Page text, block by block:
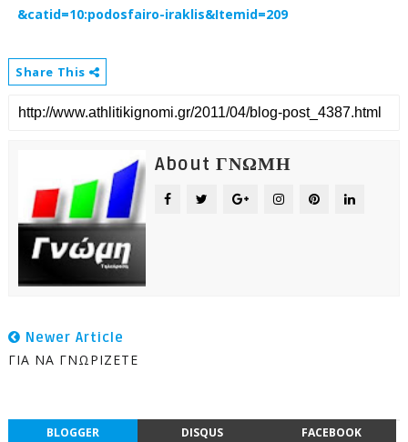
&catid=10:podosfairo-iraklis&Itemid=209
Share This
About ΓΝΩΜΗ
Newer Article
ΓΙΑ ΝΑ ΓΝΩΡΙΖΕΤΕ
BLOGGER DISQUS FACEBOOK